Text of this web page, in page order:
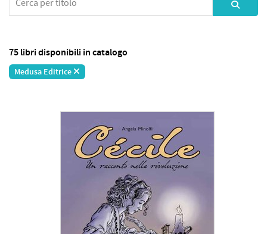
75 libri disponibili in catalogo
Medusa Editrice